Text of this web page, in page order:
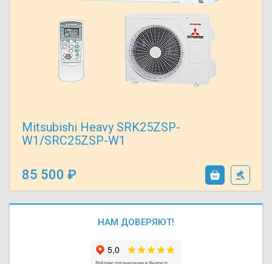
Mitsubishi Heavy SRK25ZSP-
W1/SRC25ZSP-W1
85 500
НАМ ДОВЕРЯЮТ!